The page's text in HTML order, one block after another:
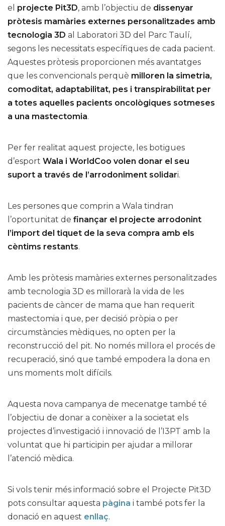
el projecte Pit3D, amb l’objectiu de dissenyar
pròtesis mamàries externes personalitzades amb
tecnologia 3D al Laboratori 3D del Parc Taulí,
segons les necessitats específiques de cada pacient.
Aquestes pròtesis proporcionen més avantatges
que les convencionals perquè milloren la simetria,
comoditat, adaptabilitat, pes i transpirabilitat per
a totes aquelles pacients oncològiques sotmeses
a una mastectomia.
Per fer realitat aquest projecte, les botigues
d’esport Wala i WorldCoo volen donar el seu
suport a través de l’arrodoniment solidari.
Les persones que comprin a Wala tindran
l’oportunitat de finançar el projecte arrodonint
l’import del tiquet de la seva compra amb els
cèntims restants.
Amb les pròtesis mamàries externes personalitzades
amb tecnologia 3D es millorarà la vida de les
pacients de càncer de mama que han requerit
mastectomia i que, per decisió pròpia o per
circumstàncies mèdiques, no opten per la
reconstrucció del pit. No només millora el procés de
recuperació, sinó que també empodera la dona en
uns moments molt difícils.
Aquesta nova campanya de mecenatge també té
l’objectiu de donar a conèixer a la societat els
projectes d’investigació i innovació de l’I3PT amb la
voluntat que hi participin per ajudar a millorar
l’atenció mèdica.
Si vols tenir més informació sobre el Projecte Pit3D
pots consultar aquesta pàgina i també pots fer la
donació en aquest enllaç.